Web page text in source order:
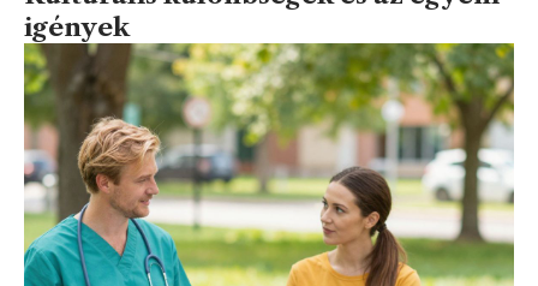
igények